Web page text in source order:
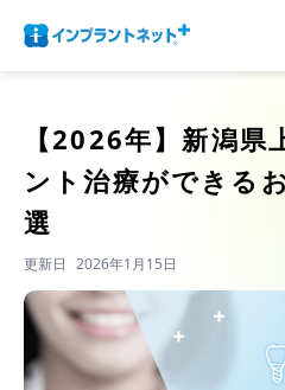
【2026年】新潟県
ント治療ができる
選
更新日 2026年1月15日